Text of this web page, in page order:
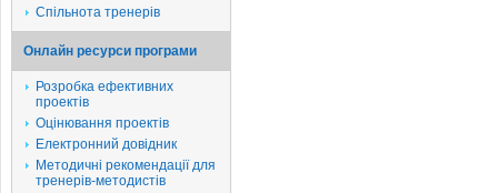
Спільнота тренерів
Онлайн ресурси програми
Розробка ефективних
проектів
Оцінювання проектів
Електронний довідник
Методичні рекомендації для
тренерів-методистів